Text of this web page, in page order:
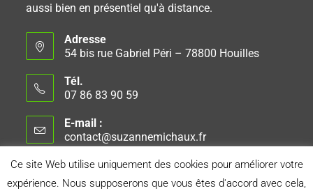
aussi bien en présentiel qu'à distance.
Adresse
54 bis rue Gabriel Péri – 78800 Houilles
Tél.
07 86 83 90 59
E-mail :
contact@suzannemichaux.fr
Ce site Web utilise uniquement des cookies pour améliorer votre
expérience. Nous supposerons que vous êtes d'accord avec cela,